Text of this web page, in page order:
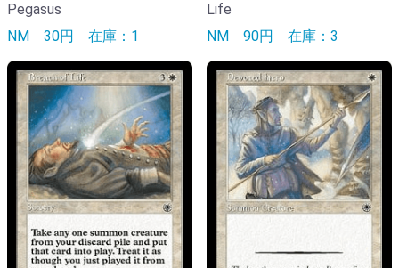
Pegasus
NM 30円 在庫：1
Life
NM 90円 在庫：3